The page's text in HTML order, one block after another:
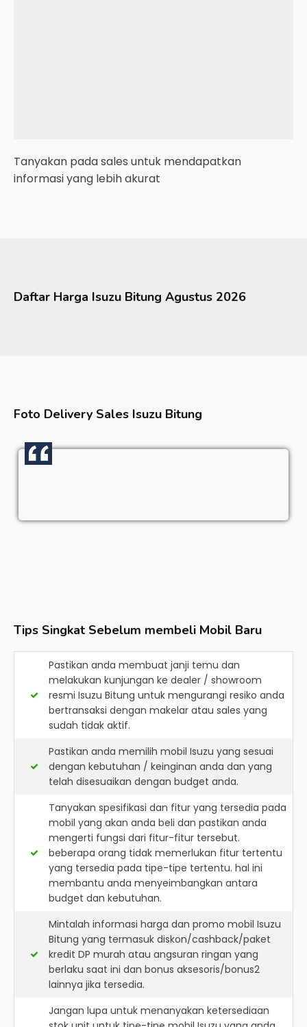
Tanyakan pada sales untuk mendapatkan
informasi yang lebih akurat
Daftar Harga Isuzu Bitung Agustus 2026
Foto Delivery Sales Isuzu Bitung
Tips Singkat Sebelum membeli Mobil Baru
Pastikan anda membuat janji temu dan
melakukan kunjungan ke dealer / showroom
resmi Isuzu Bitung untuk mengurangi resiko anda
bertransaksi dengan makelar atau sales yang
sudah tidak aktif.
Pastikan anda memilih mobil Isuzu yang sesuai
dengan kebutuhan / keinginan anda dan yang
telah disesuaikan dengan budget anda.
Tanyakan spesifikasi dan fitur yang tersedia pada
mobil yang akan anda beli dan pastikan anda
mengerti fungsi dari fitur-fitur tersebut.
beberapa orang tidak memerlukan fitur tertentu
yang tersedia pada tipe-tipe tertentu. hal ini
membantu anda menyeimbangkan antara
budget dan kebutuhan.
Mintalah informasi harga dan promo mobil Isuzu
Bitung yang termasuk diskon/cashback/paket
kredit DP murah atau angsuran ringan yang
berlaku saat ini dan bonus aksesoris/bonus2
lainnya jika tersedia.
Jangan lupa untuk menanyakan ketersediaan